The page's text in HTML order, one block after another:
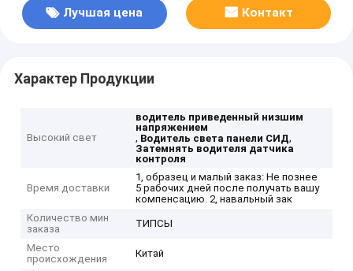
Лучшая цена Контакт
Характер Продукции
Высокий свет
водитель приведенный низшим
напряжением
, Водитель света панели СИД,
Затемнять водителя датчика
контроля
Время доставки
1, образец и малый заказ: Не познее
5 рабочих дней после получать вашу
компенсацию. 2, навальный зак
Количество мин
заказа
ТИПСЫ
Место
происхождения
Китай